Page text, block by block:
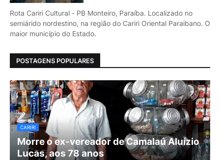
Rota Cariri Cultural - PB Monteiro, Paraíba. Localizado no
semiárido nordestino, na região do Cariri Oriental Paraibano. O
maior município do Estado.
POSTAGENS POPULARES
CARIRI
Morre o ex-vereador de Camalaú Aluízio
Lucas, aos 78 anos